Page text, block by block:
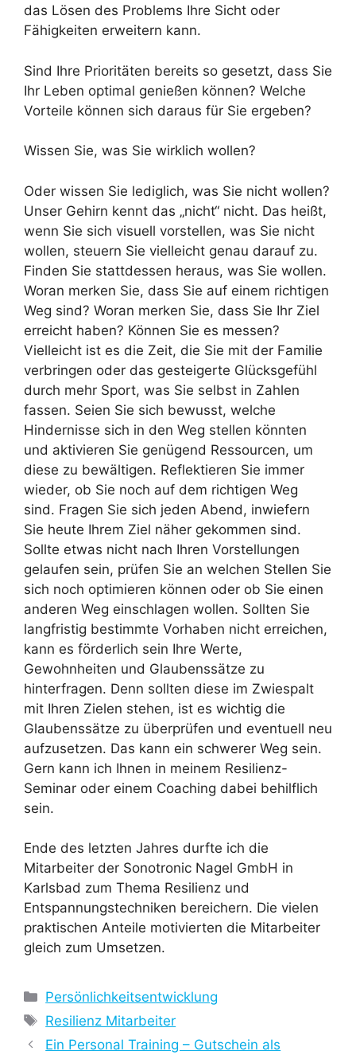
das Lösen des Problems Ihre Sicht oder
Fähigkeiten erweitern kann.
Sind Ihre Prioritäten bereits so gesetzt, dass Sie
Ihr Leben optimal genießen können? Welche
Vorteile können sich daraus für Sie ergeben?
Wissen Sie, was Sie wirklich wollen?
Oder wissen Sie lediglich, was Sie nicht wollen?
Unser Gehirn kennt das „nicht“ nicht. Das heißt,
wenn Sie sich visuell vorstellen, was Sie nicht
wollen, steuern Sie vielleicht genau darauf zu.
Finden Sie stattdessen heraus, was Sie wollen.
Woran merken Sie, dass Sie auf einem richtigen
Weg sind? Woran merken Sie, dass Sie Ihr Ziel
erreicht haben? Können Sie es messen?
Vielleicht ist es die Zeit, die Sie mit der Familie
verbringen oder das gesteigerte Glücksgefühl
durch mehr Sport, was Sie selbst in Zahlen
fassen. Seien Sie sich bewusst, welche
Hindernisse sich in den Weg stellen könnten
und aktivieren Sie genügend Ressourcen, um
diese zu bewältigen. Reflektieren Sie immer
wieder, ob Sie noch auf dem richtigen Weg
sind. Fragen Sie sich jeden Abend, inwiefern
Sie heute Ihrem Ziel näher gekommen sind.
Sollte etwas nicht nach Ihren Vorstellungen
gelaufen sein, prüfen Sie an welchen Stellen Sie
sich noch optimieren können oder ob Sie einen
anderen Weg einschlagen wollen. Sollten Sie
langfristig bestimmte Vorhaben nicht erreichen,
kann es förderlich sein Ihre Werte,
Gewohnheiten und Glaubenssätze zu
hinterfragen. Denn sollten diese im Zwiespalt
mit Ihren Zielen stehen, ist es wichtig die
Glaubenssätze zu überprüfen und eventuell neu
aufzusetzen. Das kann ein schwerer Weg sein.
Gern kann ich Ihnen in meinem Resilienz-
Seminar oder einem Coaching dabei behilflich
sein.
Ende des letzten Jahres durfte ich die
Mitarbeiter der Sonotronic Nagel GmbH in
Karlsbad zum Thema Resilienz und
Entspannungstechniken bereichern. Die vielen
praktischen Anteile motivierten die Mitarbeiter
gleich zum Umsetzen.
Kategorien
Persönlichkeitsentwicklung
Schlagwörter
Resilienz Mitarbeiter
Ein Personal Training – Gutschein als